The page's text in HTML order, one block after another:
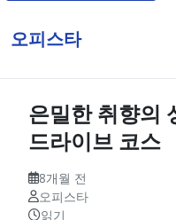
오피스타
은밀한 취향의
드라이브 코스
8개월 전
오피스타
읽기